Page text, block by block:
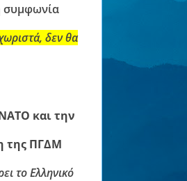
συμφωνία
δεν θα
και την
της ΠΓΔΜ
το Ελληνικό